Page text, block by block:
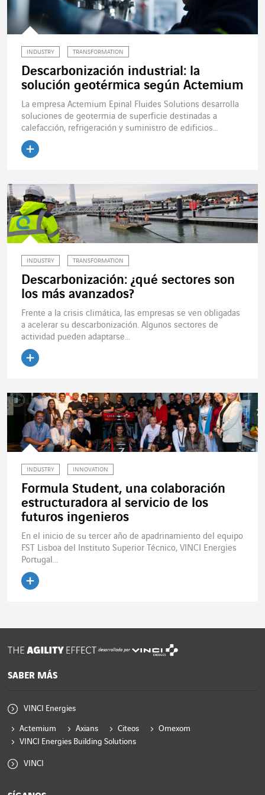
INDUSTRY TRANSFORMATION
Descarbonización industrial: la
solución geotérmica según Actemium
La empresa Actemium Epinal Fluides Solutions desarrolla
soluciones de geotermia de superficie destinadas a
calefacción, refrigeración y suministro de edificios...
INDUSTRY TRANSFORMATION
Descarbonización: ¿qué sectores son
los más avanzados?
Frente a la crisis climática, las empresas se ven obligadas
a acelerar su descarbonización. Algunos sectores de
actividad pueden adaptarse...
INDUSTRY INNOVATION
Formula Student, una colaboración
estructuradora al servicio de los
futuros ingenieros
En el inicio de su tercer año de apadrinamiento del equipo
FST Lisboa del Instituto Superior Técnico, VINCI Energies
Portugal...
desarrollado por
SABER MÁS
VINCI Energies
Actemium Axians Citeos
Omexom
VINCI Energies Building Solutions
VINCI